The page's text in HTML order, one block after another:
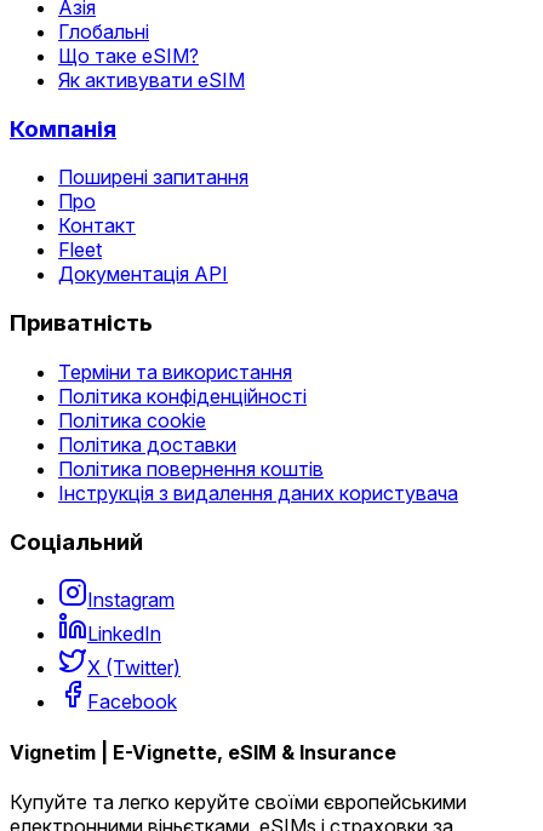
Азія
Глобальні
Що таке eSIM?
Як активувати eSIM
Компанія
Поширені запитання
Про
Контакт
Fleet
Документація API
Приватність
Терміни та використання
Політика конфіденційності
Політика cookie
Політика доставки
Політика повернення коштів
Інструкція з видалення даних користувача
Соціальний
Instagram
LinkedIn
X (Twitter)
Facebook
Vignetim | E-Vignette, eSIM & Insurance
Купуйте та легко керуйте своїми європейськими
електронними віньєтками, eSIMs і страховки за